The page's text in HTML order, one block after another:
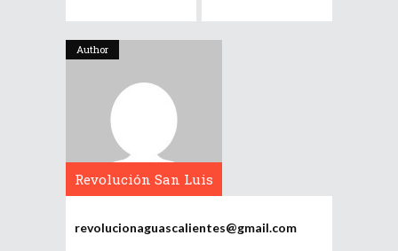
Author
Revolución San Luis
revolucionaguascalientes@gmail.com